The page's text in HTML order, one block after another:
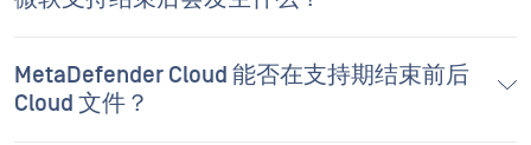
MetaDefender Cloud 能否在支持期结束前后
Cloud 文件？